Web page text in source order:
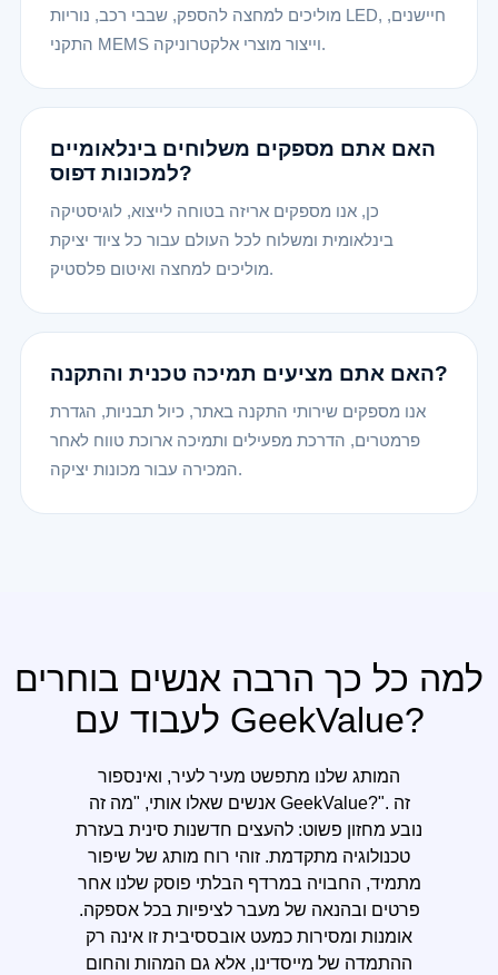
מוליכים למחצה להספק, שבבי רכב, נוריות LED, חיישנים,
התקני MEMS וייצור מוצרי אלקטרוניקה.
האם אתם מספקים משלוחים בינלאומיים
למכונות דפוס?
כן, אנו מספקים אריזה בטוחה לייצוא, לוגיסטיקה
בינלאומית ומשלוח לכל העולם עבור כל ציוד יציקת
מוליכים למחצה ואיטום פלסטיק.
האם אתם מציעים תמיכה טכנית והתקנה?
אנו מספקים שירותי התקנה באתר, כיול תבניות, הגדרת
פרמטרים, הדרכת מפעילים ותמיכה ארוכת טווח לאחר
המכירה עבור מכונות יציקה.
למה כל כך הרבה אנשים בוחרים
לעבוד עם GeekValue?
המותג שלנו מתפשט מעיר לעיר, ואינספור
אנשים שאלו אותי, "מה זה GeekValue?". זה
נובע מחזון פשוט: להעצים חדשנות סינית בעזרת
טכנולוגיה מתקדמת. זוהי רוח מותג של שיפור
מתמיד, החבויה במרדף הבלתי פוסק שלנו אחר
פרטים ובהנאה של מעבר לציפיות בכל אספקה.
אומנות ומסירות כמעט אובססיבית זו אינה רק
ההתמדה של מייסדינו, אלא גם המהות והחום